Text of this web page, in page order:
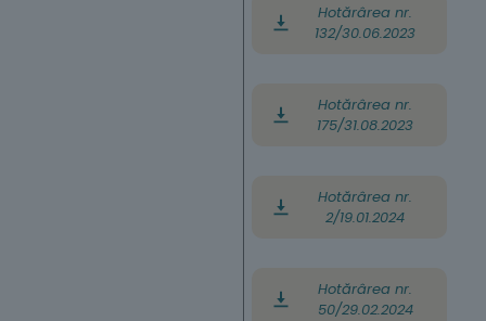
Hotărârea nr.
132/30.06.2023
Hotărârea nr.
175/31.08.2023
Hotărârea nr.
2/19.01.2024
Hotărârea nr.
50/29.02.2024